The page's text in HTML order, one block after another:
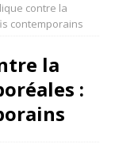
contre la
contemporains
la
: